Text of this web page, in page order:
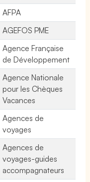
AFPA
AGEFOS PME
Agence Française
de Développement
Agence Nationale
pour les Chèques
Vacances
Agences de
voyages
Agences de
voyages-guides
accompagnateurs